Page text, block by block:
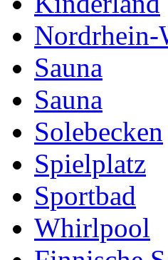
Nordrhein-
Sauna
Sauna
Solebecken
Spielplatz
Sportbad
Whirlpool